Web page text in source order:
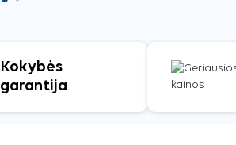
Kokybės
garantija